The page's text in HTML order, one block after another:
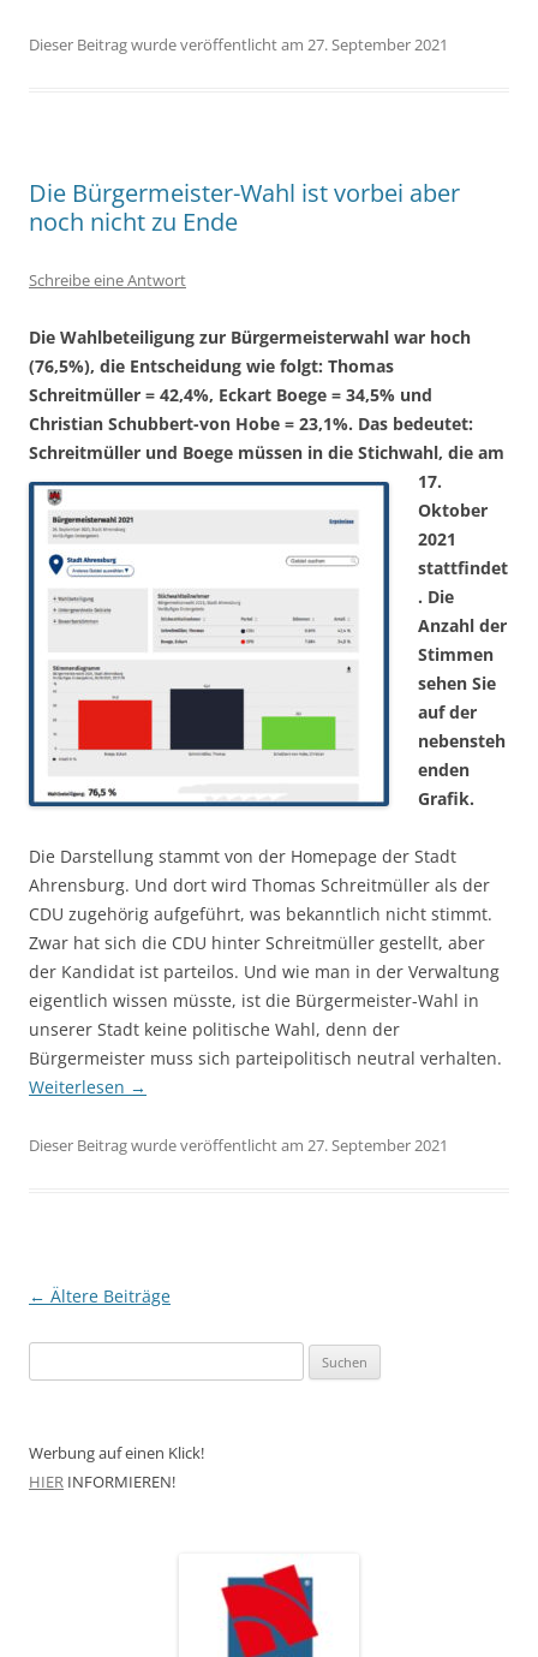
Dieser Beitrag wurde veröffentlicht am 27. September 2021
Die Bürgermeister-Wahl ist vorbei aber
noch nicht zu Ende
Schreibe eine Antwort
Die Wahlbeteiligung zur Bürgermeisterwahl war hoch
(76,5%), die Entscheidung wie folgt: Thomas
Schreitmüller = 42,4%, Eckart Boege = 34,5% und
Christian Schubbert-von Hobe = 23,1%. Das bedeutet:
Schreitmüller und Boege müssen in die Stichwahl, die am
17.
Oktober
2021
stattfindet
. Die
Anzahl der
Stimmen
sehen Sie
auf der
nebensteh
enden
Grafik.
Die Darstellung stammt von der Homepage der Stadt
Ahrensburg. Und dort wird Thomas Schreitmüller als der
CDU zugehörig aufgeführt, was bekanntlich nicht stimmt.
Zwar hat sich die CDU hinter Schreitmüller gestellt, aber
der Kandidat ist parteilos. Und wie man in der Verwaltung
eigentlich wissen müsste, ist die Bürgermeister-Wahl in
unserer Stadt keine politische Wahl, denn der
Bürgermeister muss sich parteipolitisch neutral verhalten.
Weiterlesen →
Dieser Beitrag wurde veröffentlicht am 27. September 2021
Beitragsnavigation
← Ältere Beiträge
nach:
Werbung auf einen Klick!
HIER INFORMIEREN!